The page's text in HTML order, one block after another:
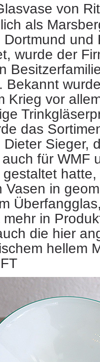
von
als
Dortmund und
wurde der
Bekannt
Krieg vor
das
Dieter Sieger,
für WMF
gestaltet
Vasen in
mehr in
die hier
hellem